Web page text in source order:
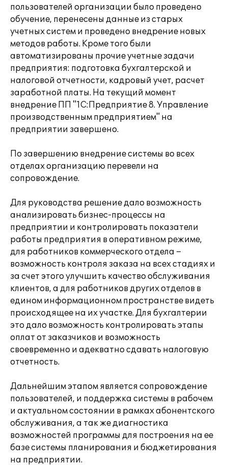
пользователей организации было проведено
обучение, перенесены данные из старых
учетных систем и проведено внедрение новых
методов работы. Кроме того были
автоматизированы прочие учетные задачи
предприятия: подготовка бухгалтерской и
налоговой отчетности, кадровый учет, расчет
заработной платы. На текущий момент
внедрение ПП "1С:Предприятие 8. Управление
производственным предприятием" на
предприятии завершено.
По завершению внедрение системы во всех
отделах организацию перевели на
сопровождение.
Для руководства решение дало возможность
анализировать бизнес-процессы на
предприятии и контролировать показатели
работы предприятия в оперативном режиме,
для работников коммерческого отдела –
возможность контроля заказа на всех стадиях и
за счет этого улучшить качество обслуживания
клиентов, а для работников других отделов в
едином информационном пространстве видеть
происходящее на их участке. Для бухгалтерии
это дало возможность контролировать этапы
оплат от заказчиков и возможность
своевременно и адекватно сдавать налоговую
отчетность.
Дальнейшим этапом является сопровождение
пользователей, и поддержка системы в рабочем
и актуальном состоянии в рамках абонентского
обслуживания, а так же диагностика
возможностей программы для построения на ее
базе системы планирования и бюджетирования
на предприятии.